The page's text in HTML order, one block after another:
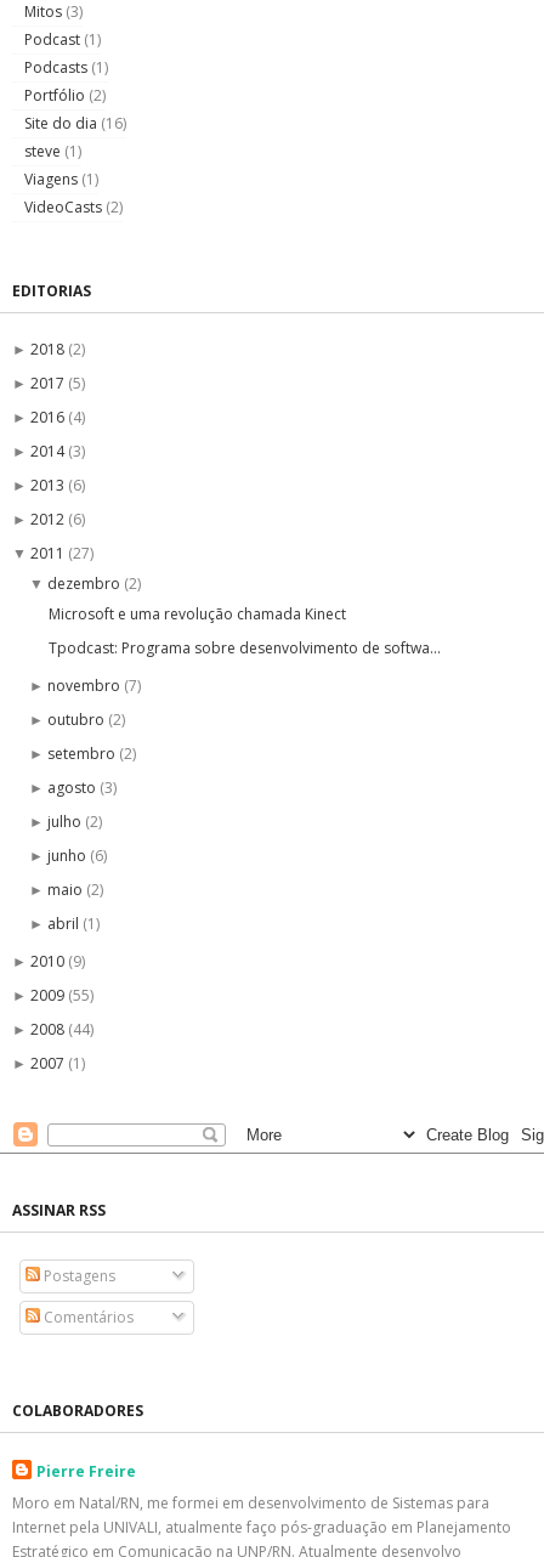
Mitos (3)
Podcast (1)
Podcasts (1)
Portfólio (2)
Site do dia (16)
steve (1)
Viagens (1)
VideoCasts (2)
EDITORIAS
► 2018 (2)
► 2017 (5)
► 2016 (4)
► 2014(3)
► 2013 (6)
► 2012 (6)
▼ 2011 (27)
▼ dezembro (2)
Microsoft e uma revolução chamada Kinect
Tpodcast: Programa sobre desenvolvimento de softwa...
► novembro (7)
► outubro (2)
► setembro (2)
► agosto (3)
► julho (2)
► junho (6)
► maio (2)
► abril (1)
► 2010 (9)
► 2009 (55)
► 2008 (44)
► 2007 (1)
ASSINAR RSS
Postagens
Comentários
COLABORADORES
Pierre Freire
Moro em Natal/RN, me formei em desenvolvimento de Sistemas para
Internet pela UNIVALI, atualmente faço pós-graduação em Planejamento
Estratégico em Comunicação na UNP/RN. Atualmente desenvolvo